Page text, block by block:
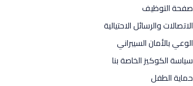
صفحة التوظيف
الاتصالات والرسائل الاحتيالية
الوعي بالأمان السيبراني
سياسة الكوكيز الخاصة بنا
حماية الطفل